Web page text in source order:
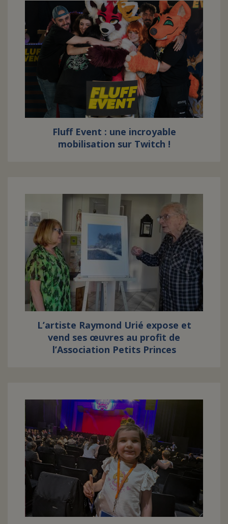
Fluff Event : une incroyable
mobilisation sur Twitch !
L’artiste Raymond Urié expose et
vend ses œuvres au profit de
l’Association Petits Princes